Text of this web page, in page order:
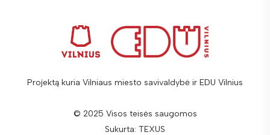
Projektą kuria Vilniaus miesto savivaldybė ir EDU Vilnius
© 2025 Visos teisės saugomos
Sukurta: TEXUS